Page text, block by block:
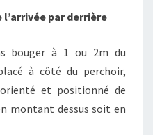
par derrière
bouger à 1 ou 2m du
à côté du perchoir,
et positionné de
montant dessus soit en